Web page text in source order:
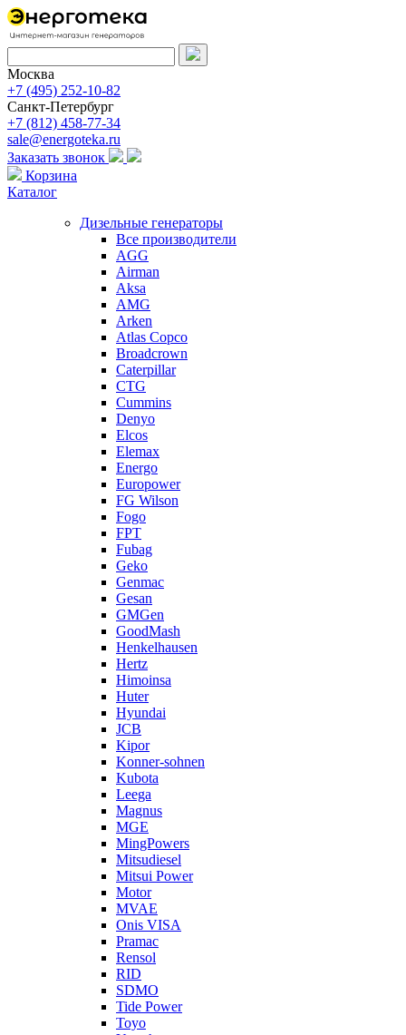
Москва
+7 (495) 252-10-82
Санкт-Петербург
+7 (812) 458-77-34
sale@energoteka.ru
Заказать звонок
Корзина
Каталог
Дизельные генераторы
Все производители
AGG
Airman
Aksa
AMG
Arken
Atlas Copco
Broadcrown
Caterpillar
CTG
Cummins
Denyo
Elcos
Elemax
Energo
Europower
FG Wilson
Fogo
FPT
Fubag
Geko
Genmac
Gesan
GMGen
GoodMash
Henkelhausen
Hertz
Himoinsa
Huter
Hyundai
JCB
Kipor
Konner-sohnen
Kubota
Leega
Magnus
MGE
MingPowers
Mitsudiesel
Mitsui Power
Motor
MVAE
Onis VISA
Pramac
Rensol
RID
SDMO
Tide Power
Toyo